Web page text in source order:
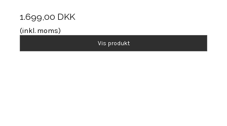
1.699,00 DKK
(inkl. moms)
Vis produkt